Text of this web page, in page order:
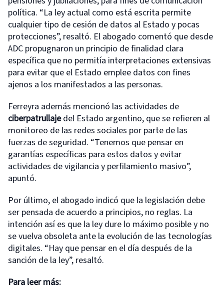
política. “La ley actual como está escrita permite
cualquier tipo de cesión de datos al Estado y pocas
protecciones”, resaltó. El abogado comentó que desde
ADC propugnaron un principio de finalidad clara
específica que no permitía interpretaciones extensivas
para evitar que el Estado emplee datos con fines
ajenos a los manifestados a las personas.
Ferreyra además mencionó las actividades de
ciberpatrullajedel Estado argentino, que se refieren al
monitoreo de las redes sociales por parte de las
fuerzas de seguridad. “Tenemos que pensar en
garantías específicas para estos datos y evitar
actividades de vigilancia y perfilamiento masivo”,
apuntó.
Por último, el abogado indicó que la legislación debe
ser pensada de acuerdo a principios, no reglas. La
intención así es que la ley dure lo máximo posible y no
se vuelva obsoleta ante la evolución de las tecnologías
digitales. “Hay que pensar en el día después de la
sanción de la ley”, resaltó.
Para leer más: